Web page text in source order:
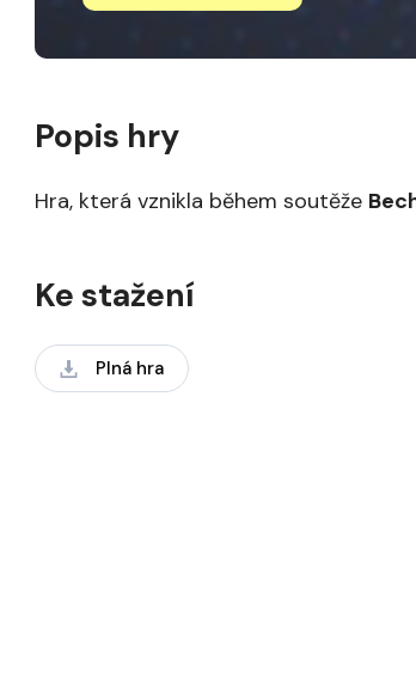
Popis hry
Hra, která vznikla během soutěže
Ke stažení
Plná hra